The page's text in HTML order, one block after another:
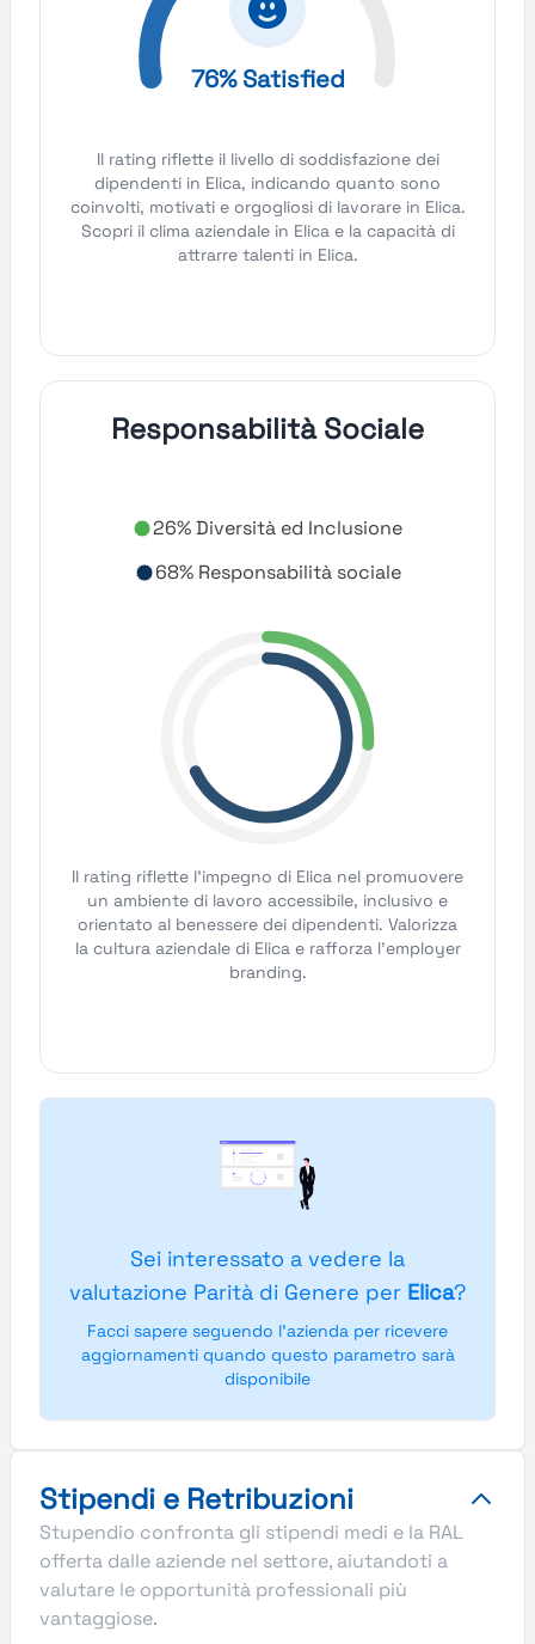
76% Satisfied
Il rating riflette il livello di soddisfazione dei
dipendenti in Elica, indicando quanto sono
coinvolti, motivati e orgogliosi di lavorare in Elica.
Scopri il clima aziendale in Elica e la capacità di
attrarre talenti in Elica.
Responsabilità Sociale
26% Diversità ed Inclusione
68% Responsabilità sociale
Il rating riflette l'impegno di Elica nel promuovere
un ambiente di lavoro accessibile, inclusivo e
orientato al benessere dei dipendenti. Valorizza
la cultura aziendale di Elica e rafforza l'employer
branding.
Sei interessato a vedere la
valutazione Parità di Genere per Elica?
Facci sapere seguendo l'azienda per ricevere
aggiornamenti quando questo parametro sarà
disponibile
Stipendi e Retribuzioni
Stupendio confronta gli stipendi medi e la RAL
offerta dalle aziende nel settore, aiutandoti a
valutare le opportunità professionali più
vantaggiose.